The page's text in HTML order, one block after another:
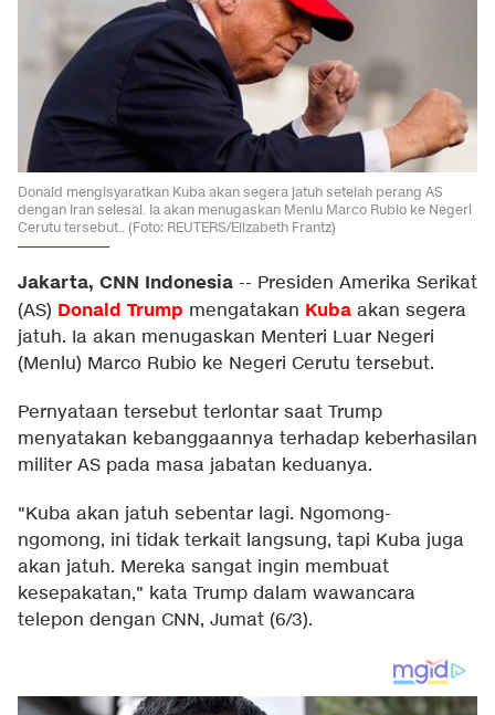
Donald mengisyaratkan Kuba akan segera jatuh setelah perang AS
dengan Iran selesai. Ia akan menugaskan Menlu Marco Rubio ke Negeri
Cerutu tersebut.. (Foto: REUTERS/Elizabeth Frantz)
Jakarta, CNN Indonesia -- Presiden Amerika Serikat
(AS) Donald Trump mengatakan Kuba akan segera
jatuh. Ia akan menugaskan Menteri Luar Negeri
(Menlu) Marco Rubio ke Negeri Cerutu tersebut.
Pernyataan tersebut terlontar saat Trump
menyatakan kebanggaannya terhadap keberhasilan
militer AS pada masa jabatan keduanya.
"Kuba akan jatuh sebentar lagi. Ngomong-
ngomong, ini tidak terkait langsung, tapi Kuba juga
akan jatuh. Mereka sangat ingin membuat
kesepakatan," kata Trump dalam wawancara
telepon dengan CNN, Jumat (6/3).